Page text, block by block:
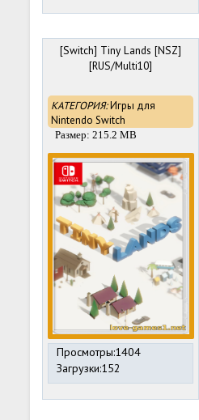
[Switch] Tiny Lands [NSZ]
[RUS/Multi10]
КАТЕГОРИЯ:Игры для
Nintendo Switch
Размер: 215.2 MB
Просмотры:1404
Загрузки:152